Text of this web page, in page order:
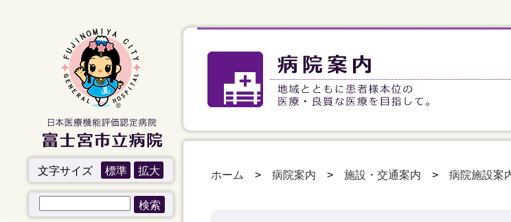
文字サイズ 標準 拡大 ホーム > 病院案内 > 施設・交通案内 > 病院施設案